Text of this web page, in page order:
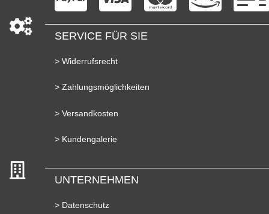
SERVICE FÜR SIE
> Widerrufsrecht
> Zahlungsmöglichkeiten
> Versandkosten
> Kundengalerie
UNTERNEHMEN
> Datenschutz